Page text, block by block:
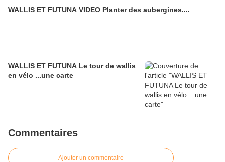
WALLIS ET FUTUNA VIDEO Planter des aubergines....
WALLIS ET FUTUNA Le tour de wallis
en vélo ...une carte
Commentaires
Ajouter un commentaire